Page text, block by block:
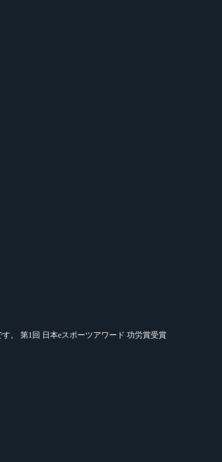
。 第1回 日本eスポーツアワード 功労賞受賞